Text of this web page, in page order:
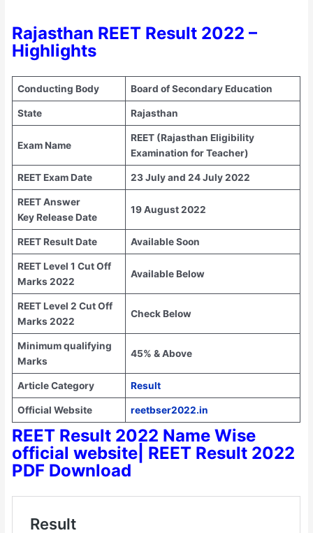
Rajasthan REET Result 2022 –
Highlights
Conducting Body Board of Secondary Education
State Rajasthan
Exam Name
REET (Rajasthan Eligibility
Examination for Teacher)
REET Exam Date 23 July and 24 July 2022
REET Answer
Key Release Date
19 August 2022
REET Result Date Available Soon
REET Level 1 Cut Off
Marks 2022
Available Below
REET Level 2 Cut Off
Marks 2022
Check Below
Minimum qualifying
Marks
45% & Above
Article Category Result
Official Website reetbser2022.in
REET Result 2022 Name Wise
official website| REET Result 2022
PDF Download